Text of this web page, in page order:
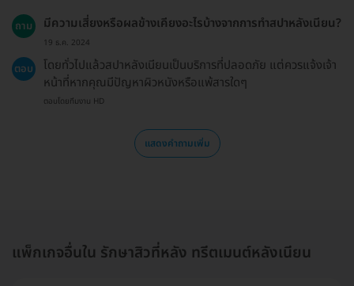
ถาม มีความเสี่ยงหรือผลข้างเคียงอะไรบ้างจากการทำสปาหลังเนียน?
19 ธ.ค. 2024
ตอบ
โดยทั่วไปแล้วสปาหลังเนียนเป็นบริการที่ปลอดภัย แต่ควรแจ้งเจ้า
หน้าที่หากคุณมีปัญหาผิวหนังหรือแพ้สารใดๆ
ตอบโดยทีมงาน HD
แสดงคำถามเพิ่ม
แพ็กเกจอื่นใน รักษาสิวที่หลัง ทรีตเมนต์หลังเนียน